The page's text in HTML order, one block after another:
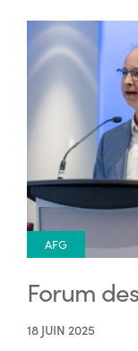
AFG
Forum
18 JUIN 2025